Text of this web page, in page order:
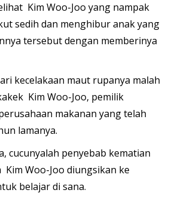
Kim Woo-Joo yang nampak
sedih dan menghibur anak yang
tersebut dengan memberinya
kecelakaan maut rupanya malah
Kim Woo-Joo, pemilik
makanan yang telah
lamanya.
cucunyalah penyebab kematian
Kim Woo-Joo diungsikan ke
belajar di sana.